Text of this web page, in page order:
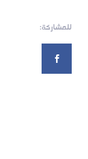
للمشاركة: